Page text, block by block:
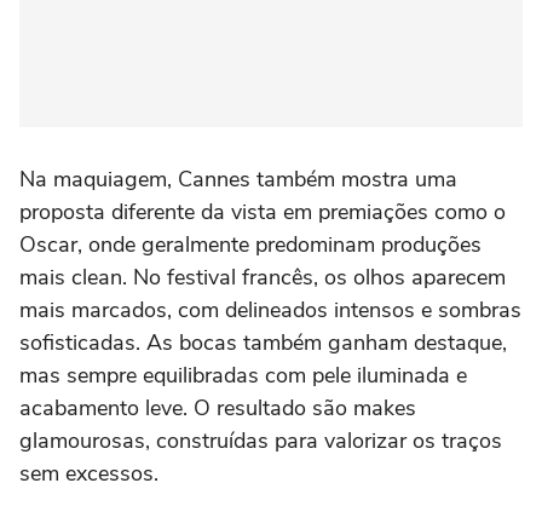
Na maquiagem, Cannes também mostra uma
proposta diferente da vista em premiações como o
Oscar, onde geralmente predominam produções
mais clean. No festival francês, os olhos aparecem
mais marcados, com delineados intensos e sombras
sofisticadas. As bocas também ganham destaque,
mas sempre equilibradas com pele iluminada e
acabamento leve. O resultado são makes
glamourosas, construídas para valorizar os traços
sem excessos.